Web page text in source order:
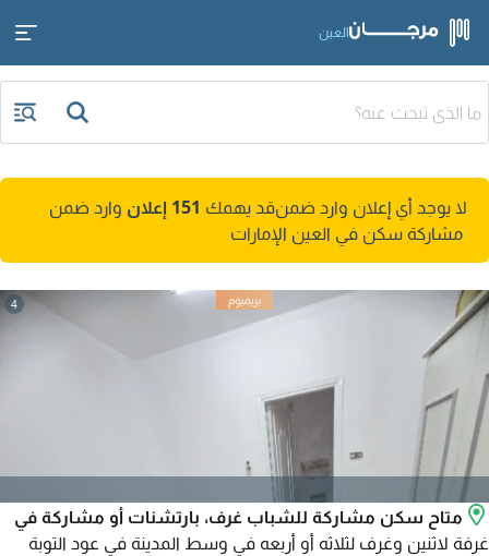
العين
لا يوجد أي إعلان وارد ضمنقد يهمك 151 إعلان
وارد ضمن
مشاركة سكن في العين الإمارات
4
متاح سكن مشاركة للشباب غرف، بارتشنات أو مشاركة في
غرفة لاثنين وغرف لثلاثه أو أربعه في وسط المدينة في عود التوبة